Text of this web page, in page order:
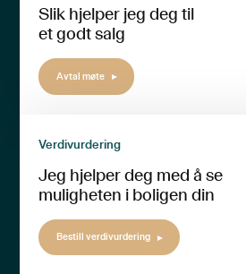
Slik hjelper jeg deg til
et godt salg
Avtal møte
Verdivurdering
Jeg hjelper deg med å se
muligheten i boligen din
Bestill verdivurdering